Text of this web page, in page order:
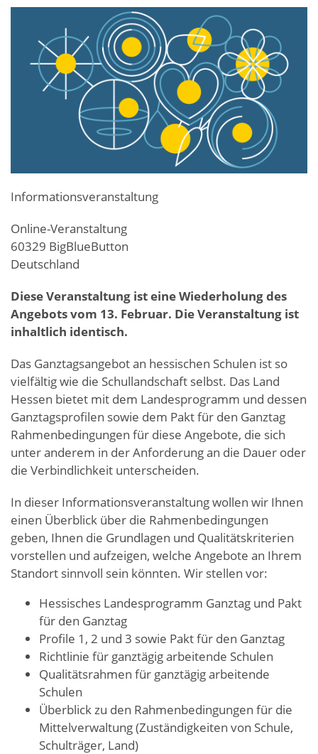
Informationsveranstaltung
Online-Veranstaltung
60329 BigBlueButton
Deutschland
Diese Veranstaltung ist eine Wiederholung des
Angebots vom 13. Februar. Die Veranstaltung ist
inhaltlich identisch.
Das Ganztagsangebot an hessischen Schulen ist so
vielfältig wie die Schullandschaft selbst. Das Land
Hessen bietet mit dem Landesprogramm und dessen
Ganztagsprofilen sowie dem Pakt für den Ganztag
Rahmenbedingungen für diese Angebote, die sich
unter anderem in der Anforderung an die Dauer oder
die Verbindlichkeit unterscheiden.
In dieser Informationsveranstaltung wollen wir Ihnen
einen Überblick über die Rahmenbedingungen
geben, Ihnen die Grundlagen und Qualitätskriterien
vorstellen und aufzeigen, welche Angebote an Ihrem
Standort sinnvoll sein könnten. Wir stellen vor:
Hessisches Landesprogramm Ganztag und Pakt
für den Ganztag
Profile 1, 2 und 3 sowie Pakt für den Ganztag
Richtlinie für ganztägig arbeitende Schulen
Qualitätsrahmen für ganztägig arbeitende
Schulen
Überblick zu den Rahmenbedingungen für die
Mittelverwaltung (Zuständigkeiten von Schule,
Schulträger, Land)